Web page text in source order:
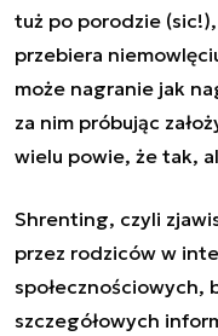
tuż po porodzie
przebiera
może nagranie jak
za nim próbując
wielu powie, że tak,
Shrenting, czyli
przez rodziców w
społecznościowych,
szczegółowych